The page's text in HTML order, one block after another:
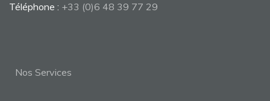
Téléphone : +33 (0)6 48 39 77 29
Nos Services